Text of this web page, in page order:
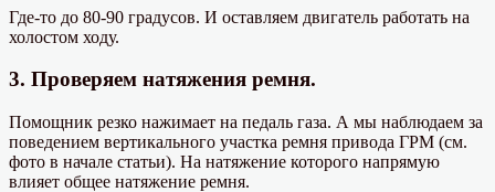
Где-то до 80-90 градусов. И оставляем двигатель работать на
холостом ходу.
3. Проверяем натяжения ремня.
Помощник резко нажимает на педаль газа. А мы наблюдаем за
поведением вертикального участка ремня привода ГРМ (см.
фото в начале статьи). На натяжение которого напрямую
влияет общее натяжение ремня.